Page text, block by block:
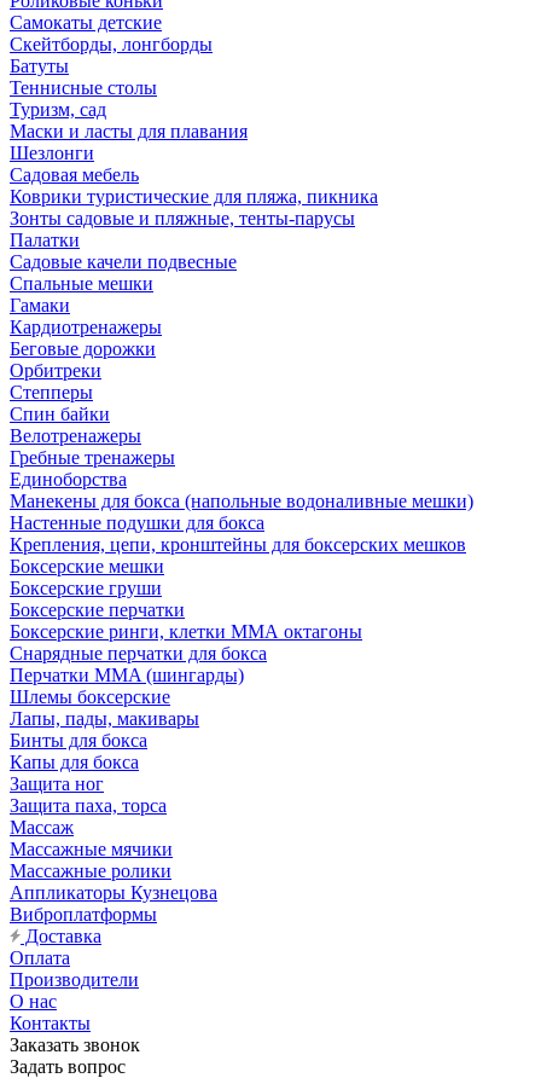
Самокаты детские
Скейтборды, лонгборды
Батуты
Теннисные столы
Туризм, сад
Маски и ласты для плавания
Шезлонги
Садовая мебель
Коврики туристические для пляжа, пикника
Зонты садовые и пляжные, тенты-парусы
Палатки
Садовые качели подвесные
Спальные мешки
Гамаки
Кардиотренажеры
Беговые дорожки
Орбитреки
Степперы
Спин байки
Велотренажеры
Гребные тренажеры
Единоборства
Манекены для бокса (напольные водоналивные мешки)
Настенные подушки для бокса
Крепления, цепи, кронштейны для боксерских мешков
Боксерские мешки
Боксерские груши
Боксерские перчатки
Боксерские ринги, клетки ММА октагоны
Снарядные перчатки для бокса
Перчатки MMA (шингарды)
Шлемы боксерские
Лапы, пады, макивары
Бинты для бокса
Капы для бокса
Защита ног
Защита паха, торса
Массаж
Массажные мячики
Массажные ролики
Аппликаторы Кузнецова
Виброплатформы
Доставка
Оплата
Производители
О нас
Контакты
Заказать звонок
Задать вопрос